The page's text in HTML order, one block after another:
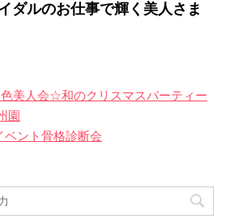
ダルのお仕事で輝く美人さま
色美人会☆和のクリスマスパーティー
園
ベント骨格診断会